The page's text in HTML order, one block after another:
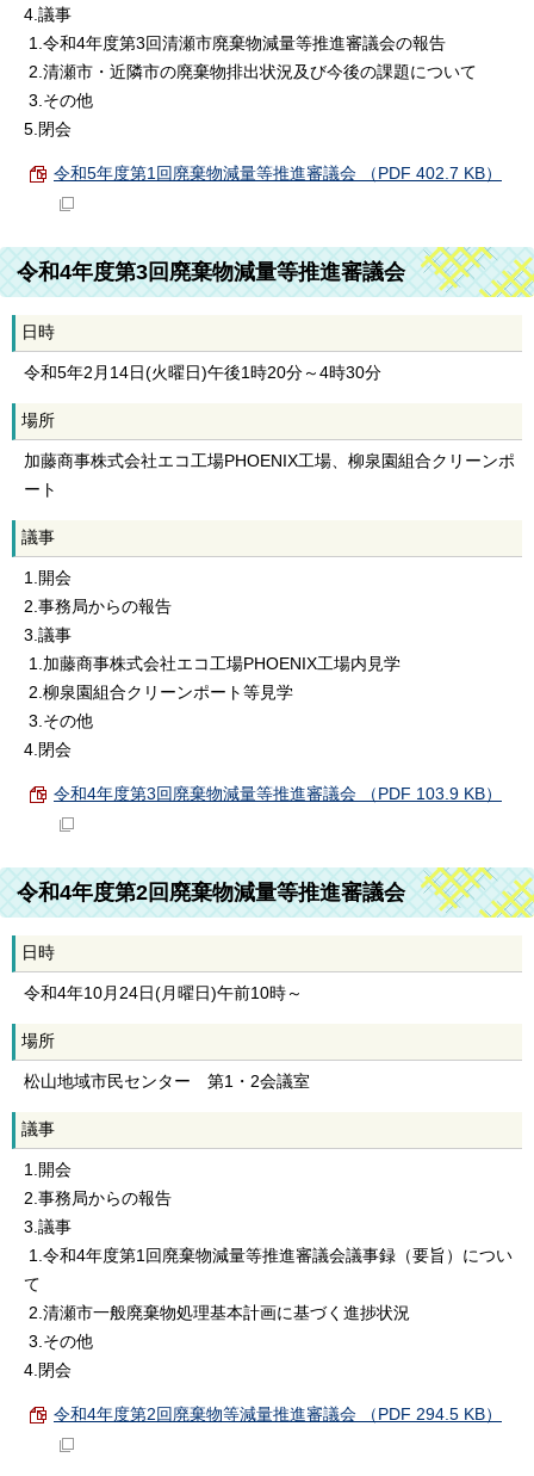
4.議事
1.令和4年度第3回清瀬市廃棄物減量等推進審議会の報告
2.清瀬市・近隣市の廃棄物排出状況及び今後の課題について
3.その他
5.閉会
令和5年度第1回廃棄物減量等推進審議会 （PDF 402.7 KB）
令和4年度第3回廃棄物減量等推進審議会
日時
令和5年2月14日(火曜日)午後1時20分～4時30分
場所
加藤商事株式会社エコ工場PHOENIX工場、柳泉園組合クリーンポ
ート
議事
1.開会
2.事務局からの報告
3.議事
1.加藤商事株式会社エコ工場PHOENIX工場内見学
2.柳泉園組合クリーンポート等見学
3.その他
4.閉会
令和4年度第3回廃棄物減量等推進審議会 （PDF 103.9 KB）
令和4年度第2回廃棄物減量等推進審議会
日時
令和4年10月24日(月曜日)午前10時～
場所
松山地域市民センター 第1・2会議室
議事
1.開会
2.事務局からの報告
3.議事
1.令和4年度第1回廃棄物減量等推進審議会議事録（要旨）につい
て
2.清瀬市一般廃棄物処理基本計画に基づく進捗状況
3.その他
4.閉会
令和4年度第2回廃棄物等減量推進審議会 （PDF 294.5 KB）